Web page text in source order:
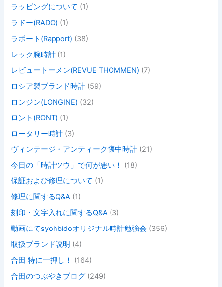
ラッピングについて (1)
ラドー(RADO) (1)
ラポート(Rapport) (38)
レック腕時計 (1)
レビュートーメン(REVUE THOMMEN) (7)
ロシア製ブランド時計 (59)
ロンジン(LONGINE) (32)
ロント(RONT) (1)
ロータリー時計 (3)
ヴィンテージ・アンティーク懐中時計 (21)
今日の「時計ツウ」で何が悪い！
(18)
保証および修理について (1)
修理に関するQ&A (1)
刻印・文字入れに関するQ&A (3)
動画にてsyohbidoオリジナル時計勉強会 (356)
取扱ブランド説明 (4)
合田 特に一押し！
(164)
合田のつぶやきブログ (249)